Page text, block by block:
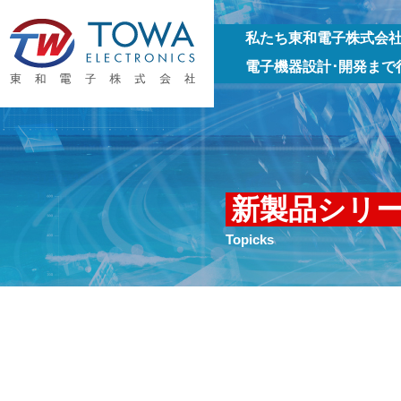
私たち東和電子株式会
電子機器設計･開発ま
新製品シリ
Topicks